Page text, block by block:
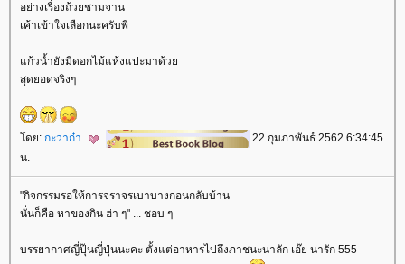
อย่างเรื่องถ้วยชามจาน
เค้าเข้าใจเลือกนะครับพี่
ก้วน้ำยังมีดอกไม้แห้งแปะมาด้ว
สุดยอดจริงๆ
ดย: กะว่าก๋า
22 กุมภาพันธ์ 2562 6:34:45
น.
"กิจกรรมรอให้การจราจรเบาบางก่อนกลับบ้าน
นั่นก็คือ หาของกิน ฮ่า ๆ" ... ชอบ ๆ
บรรยากาศญี่ปุ๊นญี่ปุ่นนะคะ ตั้งแต่อาหารไปถึงภาชนะน่าลัก เอ๊ย น่ารัก 555